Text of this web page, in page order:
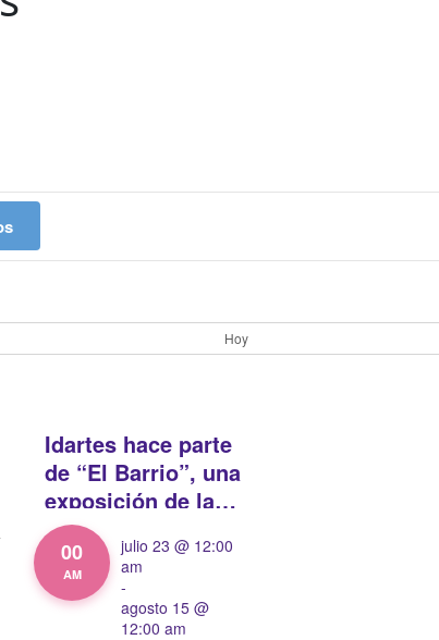
Hoy
00
AM
julio 23 @ 12:00
am
-
agosto 15 @
12:00 am
Idartes hace parte
de “El Barrio”, una
exposición de la
Universidad de los
Andes